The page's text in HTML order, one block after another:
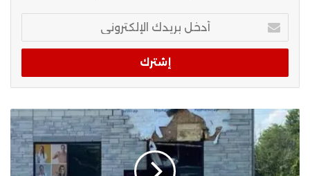
بريدك
الإلكتروني